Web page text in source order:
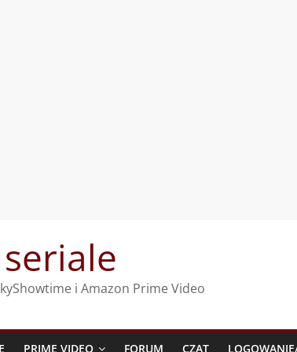
i Amazon Prime Video
PRIME VIDEO FORUM CZAT